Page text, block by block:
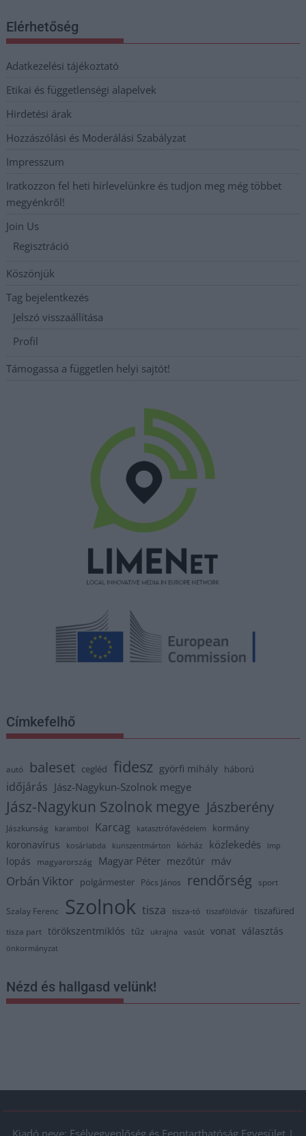
Elérhetőség
Adatkezelési tájékoztató
Etikai és függetlenségi alapelvek
Hirdetési árak
Hozzászólási és Moderálási Szabályzat
Impresszum
Iratkozzon fel heti hírlevelünkre és tudjon meg még többet
megyénkről!
Join Us
Regisztráció
Köszönjük
Tag bejelentkezés
Jelszó visszaállítása
Profil
Támogassa a független helyi sajtót!
Címkefelhő
autó baleset cegléd fidesz györfi mihály háború
időjárás Jász-Nagykun-Szolnok megye
Jász-Nagykun Szolnok megye Jászberény
Jászkunság karambol Karcag katasztrófavédelem kormány
koronavírus kosárlabda kunszentmárton kórház közlekedés lmp
lopás magyarország Magyar Péter mezőtúr máv
Orbán Viktor polgármester Pócs János rendőrség sport
Szalay Ferenc Szolnok tisza tisza-tó tiszaföldvár tiszafüred
tisza part törökszentmiklós tűz ukrajna vasút vonat választás
önkormányzat
Nézd és hallgasd velünk!
Kiadó neve: Esélyegyenlőség és Fenntarthatóság Egyesület |